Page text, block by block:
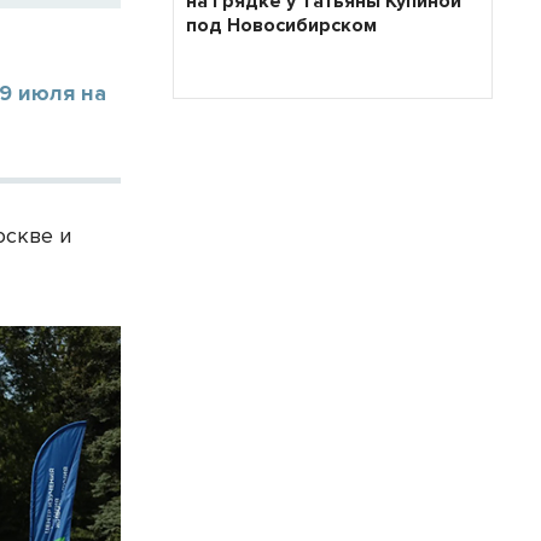
июля на
и
под Новосибирском